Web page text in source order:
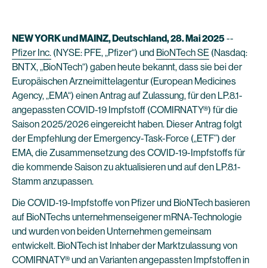
NEW YORK und MAINZ, Deutschland, 28. Mai 2025--
Pfizer Inc. (NYSE: PFE, „Pfizer“) und BioNTech SE (Nasdaq:
BNTX, „BioNTech“) gaben heute bekannt, dass sie bei der
Europäischen Arzneimittelagentur (European Medicines
Agency, „EMA“) einen Antrag auf Zulassung, für den LP.8.1-
angepassten COVID-19 Impfstoff (COMIRNATY®) für die
Saison 2025/2026 eingereicht haben. Dieser Antrag folgt
der Empfehlung der Emergency-Task-Force („ETF”) der
EMA, die Zusammensetzung des COVID-19-Impfstoffs für
die kommende Saison zu aktualisieren und auf den LP.8.1-
Stamm anzupassen.
Die COVID-19-Impfstoffe von Pfizer und BioNTech basieren
auf BioNTechs unternehmenseigener mRNA-Technologie
und wurden von beiden Unternehmen gemeinsam
entwickelt. BioNTech ist Inhaber der Marktzulassung von
COMIRNATY® und an Varianten angepassten Impfstoffen in